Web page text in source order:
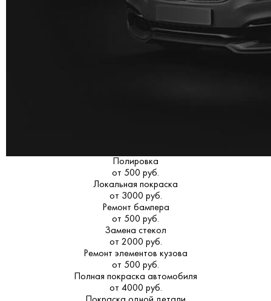
Полировка
от 500 руб.
Локальная покраска
от 3000 руб.
Ремонт бампера
от 500 руб.
Замена стекол
от 2000 руб.
Ремонт элементов кузова
от 500 руб.
Полная покраска автомобиля
от 4000 руб.